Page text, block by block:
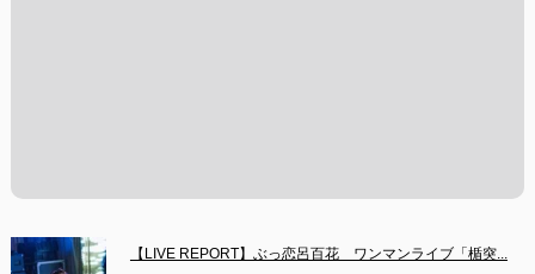
【LIVE REPORT】ぶっ恋呂百花　ワンマンライブ「楯突...